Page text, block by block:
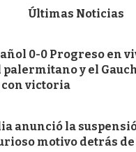
Últimas Noticias
0-0 Progreso en
palermitano y el
victoria
anunció la
motivo detrás